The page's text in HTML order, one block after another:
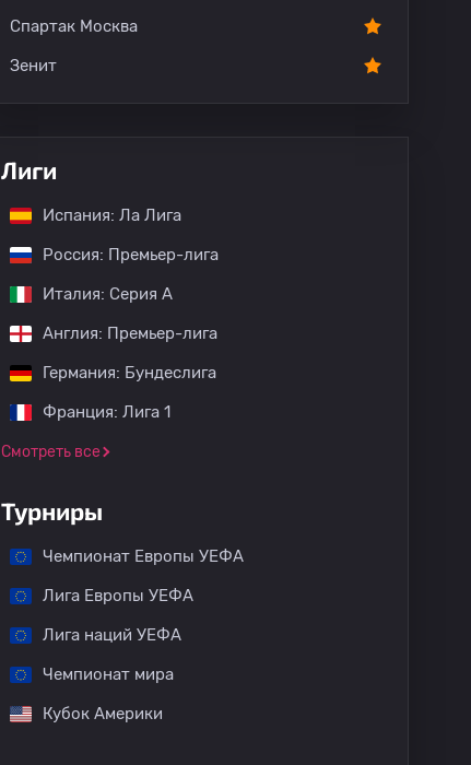
Спартак Москва
Зенит
Лиги
Испания: Ла Лига
Россия: Премьер-лига
Италия: Серия А
Англия: Премьер-лига
Германия: Бундеслига
Франция: Лига 1
Смотреть все
Турниры
Чемпионат Европы УЕФА
Лига Европы УЕФА
Лига наций УЕФА
Чемпионат мира
Кубок Америки